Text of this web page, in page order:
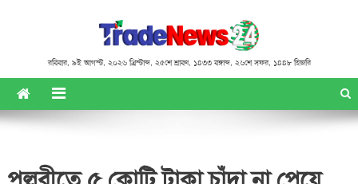
রবিবার, ৯ই আগস্ট, ২০২৬ খ্রিস্টাব্দ, ২৫শে শ্রাবণ, ১৪৩৩ বঙ্গাব্দ, ২৬শে সফর, ১৪৪৮ হিজরি